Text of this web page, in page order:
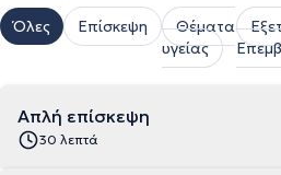
Όλες Επίσκεψη
Θέματα
υγείας
Απλή επίσκεψη
30 λεπτά